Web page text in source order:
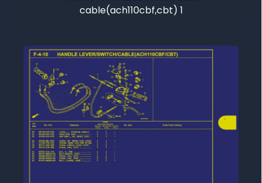
cable(ach110cbf,cbt) 1